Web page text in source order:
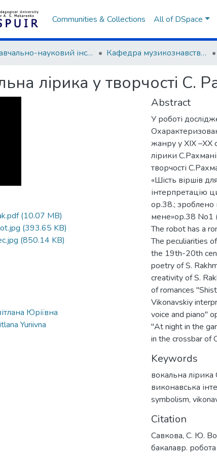
Communities & Collections All of DSpace
Навчально-науковий інститут культури та мистецтв Кафедра музикознавства та культурології
лірика у творчості С.
(10.07 MB)
(393.65 KB)
(850.14 KB)
Юріївна
Yuriivna
Abstract
У роботі
жанру у ХІХ –ХХ
лірики
творчості
«Шість віршів
інтерпретацію
ор.38.; зроблено
мене»ор.38 No1
The robot has a
The peculiarities
the 19th-20th
poetry of S.
creativity of S.
of romances
Vikonavskiy
voice and piano"
"At night in the
in the crossbar of
Keywords
вокальна
виконавська
symbolism,
Citation
Савкова, С. Ю.
бакалавр.